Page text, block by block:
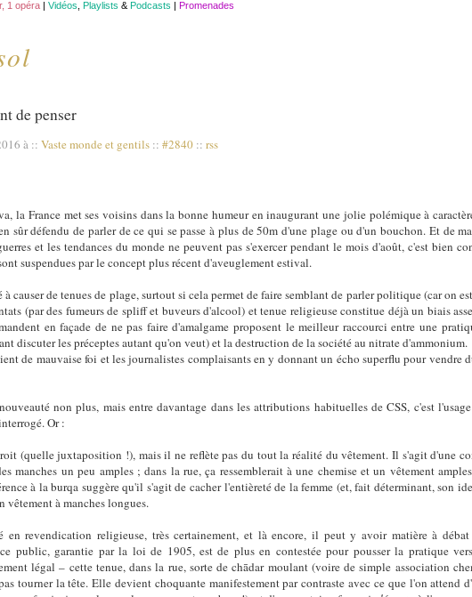
1 opéra | Vidéos Playlists & Podcasts | Promenades
de penser
à :: Vaste monde et gentils :: #2840 :: rss
la France met ses voisins dans la bonne humeur en inaugurant une jolie polémique à
sûr défendu de parler de ce qui se passe à plus de 50m d'une plage ou d'un bouchon. Et de
et les tendances du monde ne peuvent pas s'exercer pendant le mois d'août, c'est bien
suspendues par le concept plus récent d'aveuglement estival.
causer de tenues de plage, surtout si cela permet de faire semblant de parler politique (car on
(par des fumeurs de spliff et buveurs d'alcool) et tenue religieuse constitue déjà un biais
en façade de ne pas faire d'amalgame proposent le meilleur raccourci entre une
discuter les préceptes autant qu'on veut) et la destruction de la société au nitrate d'ammonium.
de mauvaise foi et les journalistes complaisants en y donnant un écho superflu pour vendre
non plus, mais entre davantage dans les attributions habituelles de CSS, c'est
Or :
(quelle juxtaposition !), mais il ne reflète pas du tout la réalité du vêtement. Il s'agit d'une
manches un peu amples ; dans la rue, ça ressemblerait à une chemise et un vêtement
à la burqa suggère qu'il s'agit de cacher l'entièreté de la femme (et, fait déterminant, son
vêtement à manches longues.
revendication religieuse, très certainement, et là encore, il peut y avoir matière à
public, garantie par la loi de 1905, est de plus en contestée pour pousser la pratique
légal – cette tenue, dans la rue, sorte de chādar moulant (voire de simple association
tourner la tête. Elle devient choquante manifestement par contraste avec ce que l'on attend